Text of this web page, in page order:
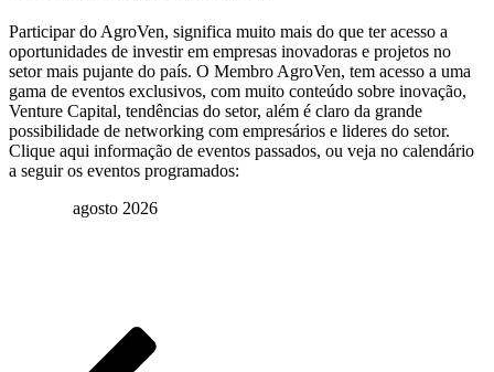
Participar do AgroVen, significa muito mais do que ter acesso a
oportunidades de investir em empresas inovadoras e projetos no
setor mais pujante do país. O Membro AgroVen, tem acesso a uma
gama de eventos exclusivos, com muito conteúdo sobre inovação,
Venture Capital, tendências do setor, além é claro da grande
possibilidade de networking com empresários e lideres do setor.
Clique aqui informação de eventos passados, ou veja no calendário
a seguir os eventos programados:
agosto 2026